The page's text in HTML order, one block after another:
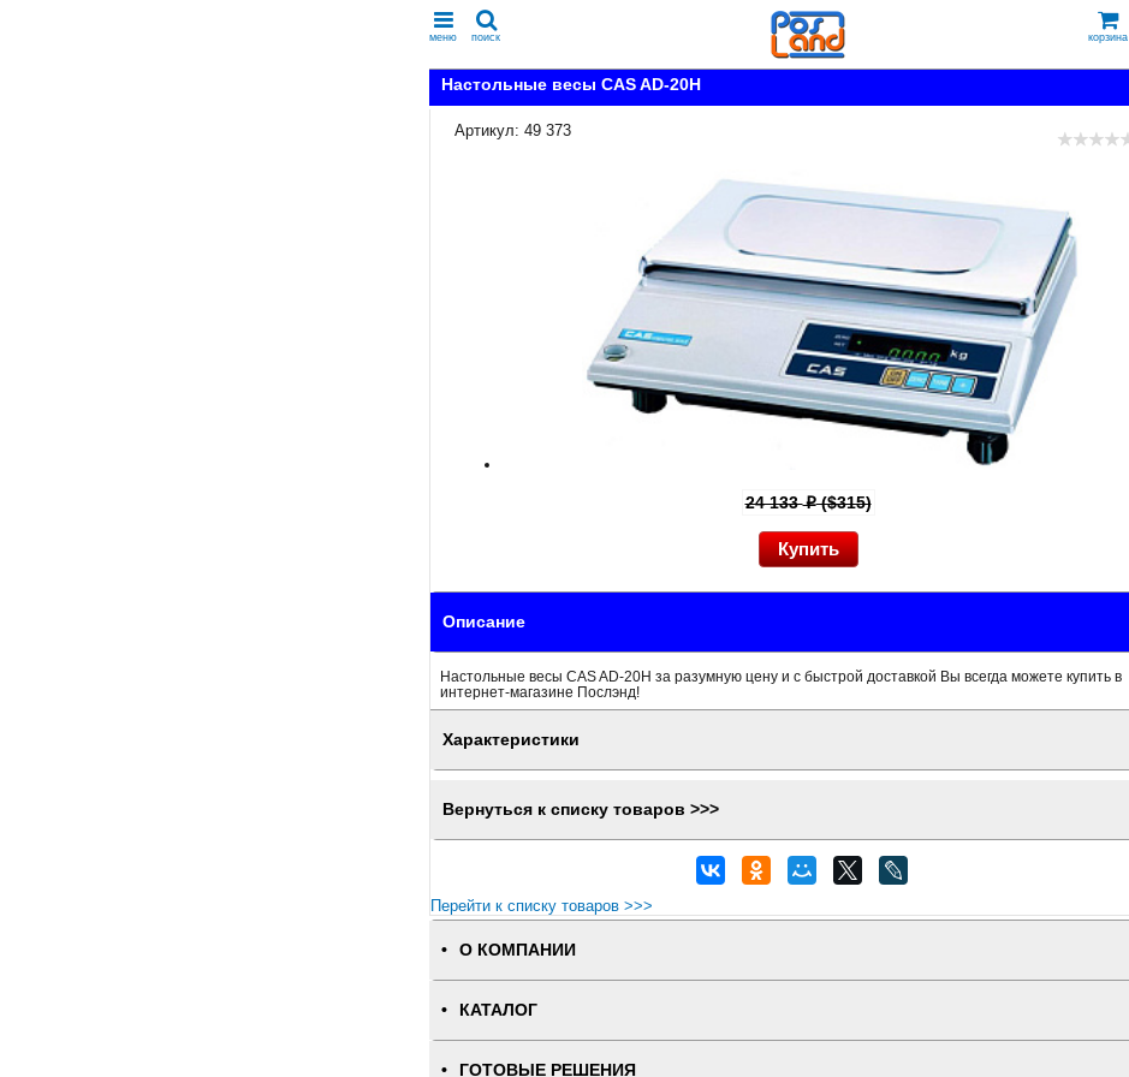
меню поиск корзина
Настольные весы CAS AD-20H
Артикул: 49 373
24 133p($315)
Описание
Настольные весы CAS AD-20H за разумную цену и с быстрой доставкой Вы всегда можете купить в
интернет-магазине Послэнд!
Характеристики
Вернуться к списку товаров >>>
Перейти к списку товаров >>>
О КОМПАНИИ
КАТАЛОГ
ГОТОВЫЕ РЕШЕНИЯ